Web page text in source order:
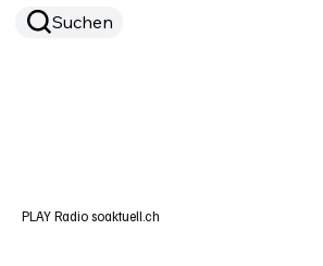
Suchen
PLAY Radio soaktuell.ch